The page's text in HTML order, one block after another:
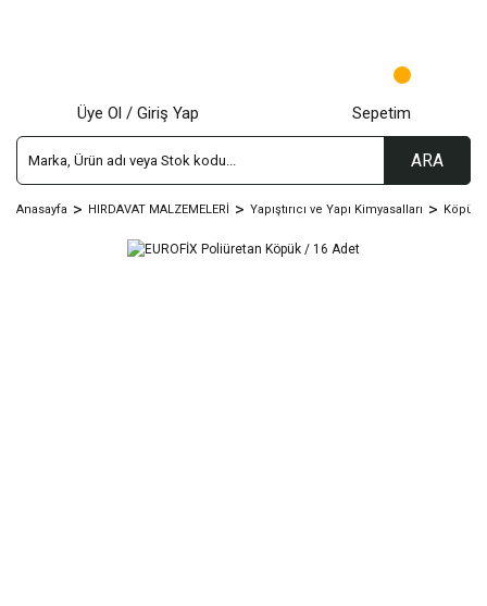
ARA
Üye Ol / Giriş Yap Sepetim
Anasayfa HIRDAVAT MALZEMELERİ Yapıştırıcı ve Yapı Kimyasalları Köpük